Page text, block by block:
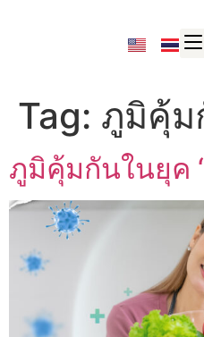
Tag: ภูมิคุ้ม
ภูมิคุ้มกันในยุค